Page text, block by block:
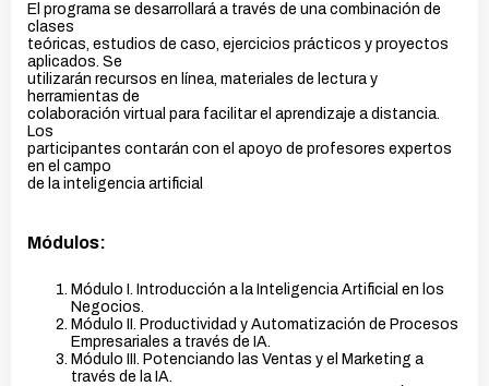
El programa se desarrollará a través de una combinación de
clases
teóricas, estudios de caso, ejercicios prácticos y proyectos
aplicados. Se
utilizarán recursos en línea, materiales de lectura y
herramientas de
colaboración virtual para facilitar el aprendizaje a distancia.
Los
participantes contarán con el apoyo de profesores expertos
en el campo
de la inteligencia artificial
Módulos:
Módulo I. Introducción a la Inteligencia Artificial en los
Negocios.
Módulo II. Productividad y Automatización de Procesos
Empresariales a través de IA.
Módulo III. Potenciando las Ventas y el Marketing a
través de la IA.